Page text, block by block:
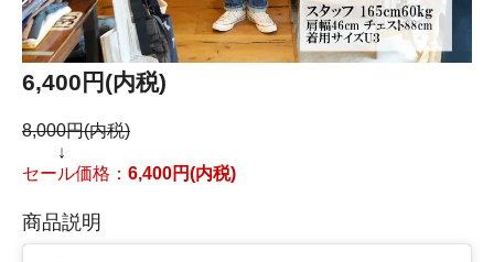
6,400円(内税)
8,000円(内税)
↓
セール価格： 6,400円(内税)
商品説明